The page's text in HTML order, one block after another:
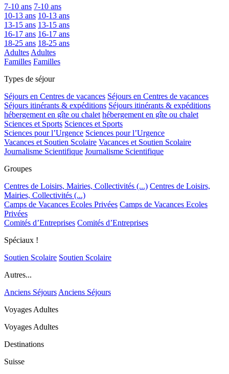
7-10 ans 7-10 ans
10-13 ans 10-13 ans
13-15 ans 13-15 ans
16-17 ans 16-17 ans
18-25 ans 18-25 ans
Adultes Adultes
Familles Familles
Types de séjour
Séjours en Centres de vacances Séjours en Centres de vacances
Séjours itinérants & expéditions Séjours itinérants & expéditions
hébergement en gîte ou chalet hébergement en gîte ou chalet
Sciences et Sports Sciences et Sports
Sciences pour l’Urgence Sciences pour l’Urgence
Vacances et Soutien Scolaire Vacances et Soutien Scolaire
Journalisme Scientifique Journalisme Scientifique
Groupes
Centres de Loisirs, Mairies, Collectivités (...) Centres de Loisirs,
Mairies, Collectivités (...)
Camps de Vacances Ecoles Privées Camps de Vacances Ecoles
Privées
Comités d’Entreprises Comités d’Entreprises
Spéciaux !
Soutien Scolaire Soutien Scolaire
Autres...
Anciens Séjours Anciens Séjours
Voyages Adultes
Voyages Adultes
Destinations
Suisse